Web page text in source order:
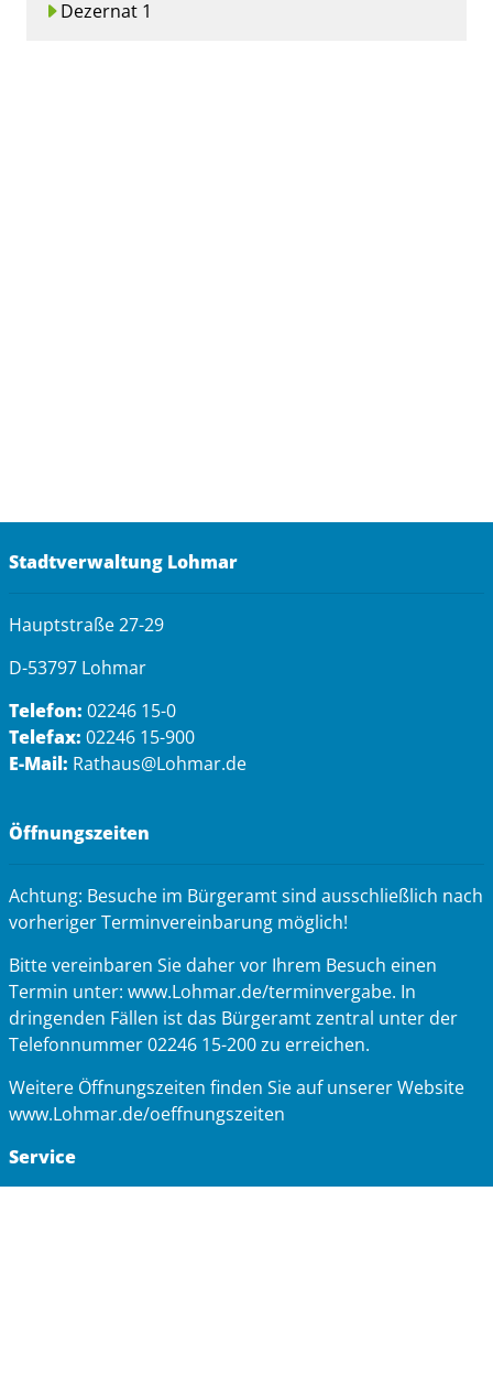
Dezernat 1
Stadtverwaltung Lohmar
Hauptstraße 27-29
D-53797 Lohmar
Telefon: 02246 15-0
Telefax: 02246 15-900
E-Mail: Rathaus@Lohmar.de
Öffnungszeiten
Achtung: Besuche im Bürgeramt sind ausschließlich nach
vorheriger Terminvereinbarung möglich!
Bitte vereinbaren Sie daher vor Ihrem Besuch einen
Termin unter: www.Lohmar.de/terminvergabe. In
dringenden Fällen ist das Bürgeramt zentral unter der
Telefonnummer 02246 15-200 zu erreichen.
Weitere Öffnungszeiten finden Sie auf unserer Website
www.Lohmar.de/oeffnungszeiten
Service